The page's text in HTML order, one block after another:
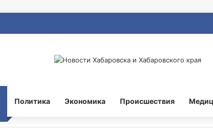
Политика Экономика Происшествия